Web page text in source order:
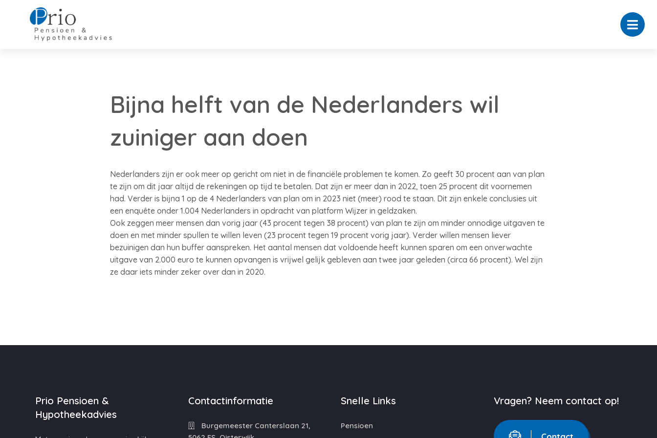
Bijna helft van de Nederlanders wil
zuiniger aan doen
Nederlanders zijn er ook meer op gericht om niet in de financiële problemen te komen. Zo geeft 30 procent aan van plan
te zijn om dit jaar altijd de rekeningen op tijd te betalen. Dat zijn er meer dan in 2022, toen 25 procent dit voornemen
had. Verder is bijna 1 op de 4 Nederlanders van plan om in 2023 niet (meer) rood te staan. Dit zijn enkele conclusies uit
een enquête onder 1.004 Nederlanders in opdracht van platform Wijzer in geldzaken.
Ook zeggen meer mensen dan vorig jaar (43 procent tegen 38 procent) van plan te zijn om minder onnodige uitgaven te
doen en met minder spullen te willen leven (23 procent tegen 19 procent vorig jaar). Verder willen mensen liever
bezuinigen dan hun buffer aanspreken. Het aantal mensen dat voldoende heeft kunnen sparen om een onverwachte
uitgave van 2.000 euro te kunnen opvangen is vrijwel gelijk gebleven aan twee jaar geleden (circa 66 procent). Wel zijn
ze daar iets minder zeker over dan in 2020.
Prio Pensioen &
Hypotheekadvies
Contactinformatie
Burgemeester Canterslaan 21,
Snelle Links
Pensioen
Vragen? Neem contact op!